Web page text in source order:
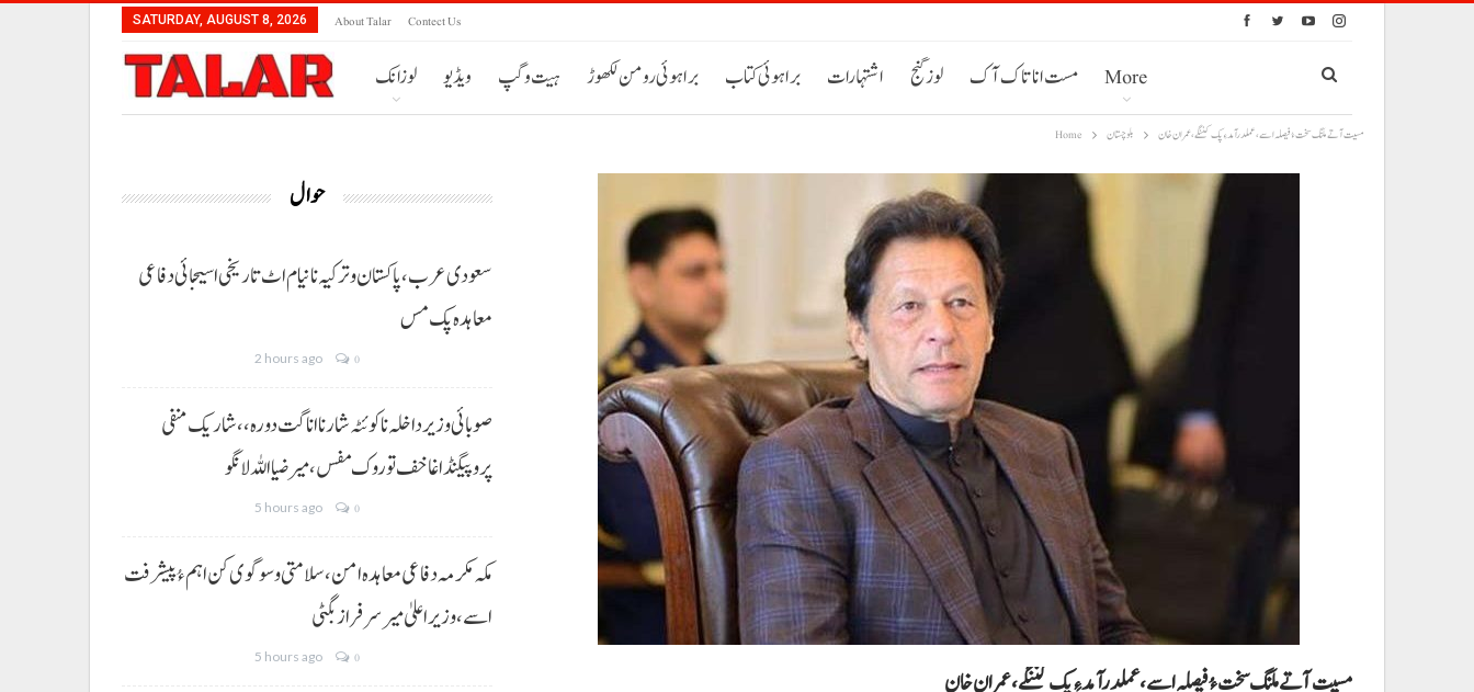
SATURDAY, AUGUST 8, 2026 About Talar Contect Us
لوزانک ویڈیو ہیت و گپ براہوئی رومن لکھوڑ براہوئی کتاب اشتہارات لوز گنج مست انا تاک آک More
Home بلوچستان مسیت آتے ملنگ سخت ءُ فیصلہ اسے، عملدرآمد ءِ پک کننگے، عمران خان
مسیت آتے ملنگ سخت ءُ فیصلہ اسے، عملدرآمد ءِ پک کننگے، عمران خان
حوال
سعودی عرب، پاکستان و ترکیہ نا نیام اٹ تاریخی اسیجائی دفاعی
معاہدہ پک مس
2 hours ago 0
صوبائی وزیر داخلہ نا کوئٹہ شار نا اناگت دورہ،، شاریک منفی
پروپیگنڈا غا خف توروک مفس، میر ضیا اللہ لانگو
5 hours ago 0
مکہ مکرمہ دفاعی معاہدہ امن، سلامتی و سوگوی کن اہم ءُ پیشرفت
اسے،وزیراعلیٰ میر سرفراز بگٹی
5 hours ago 0